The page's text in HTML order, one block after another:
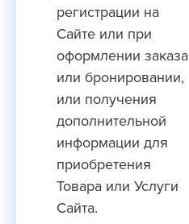
регистрации на
Сайте или при
оформлении заказа
или бронировании,
или получения
дополнительной
информации для
приобретения
Товара или Услуги
Сайта.